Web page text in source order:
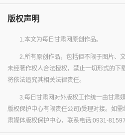
版权声明
1.本文为每日甘肃网原创作品。
2.所有原创作品，包括但不限于图片、
未经著作权人合法授权，禁止一切形式的下
将依法追究其相关法律责任。
3.每日甘肃网对外版权工作统一由甘肃
版权保护中心有限责任公司)受理对接。如
肃媒体版权保护中心，联系电话:0931-